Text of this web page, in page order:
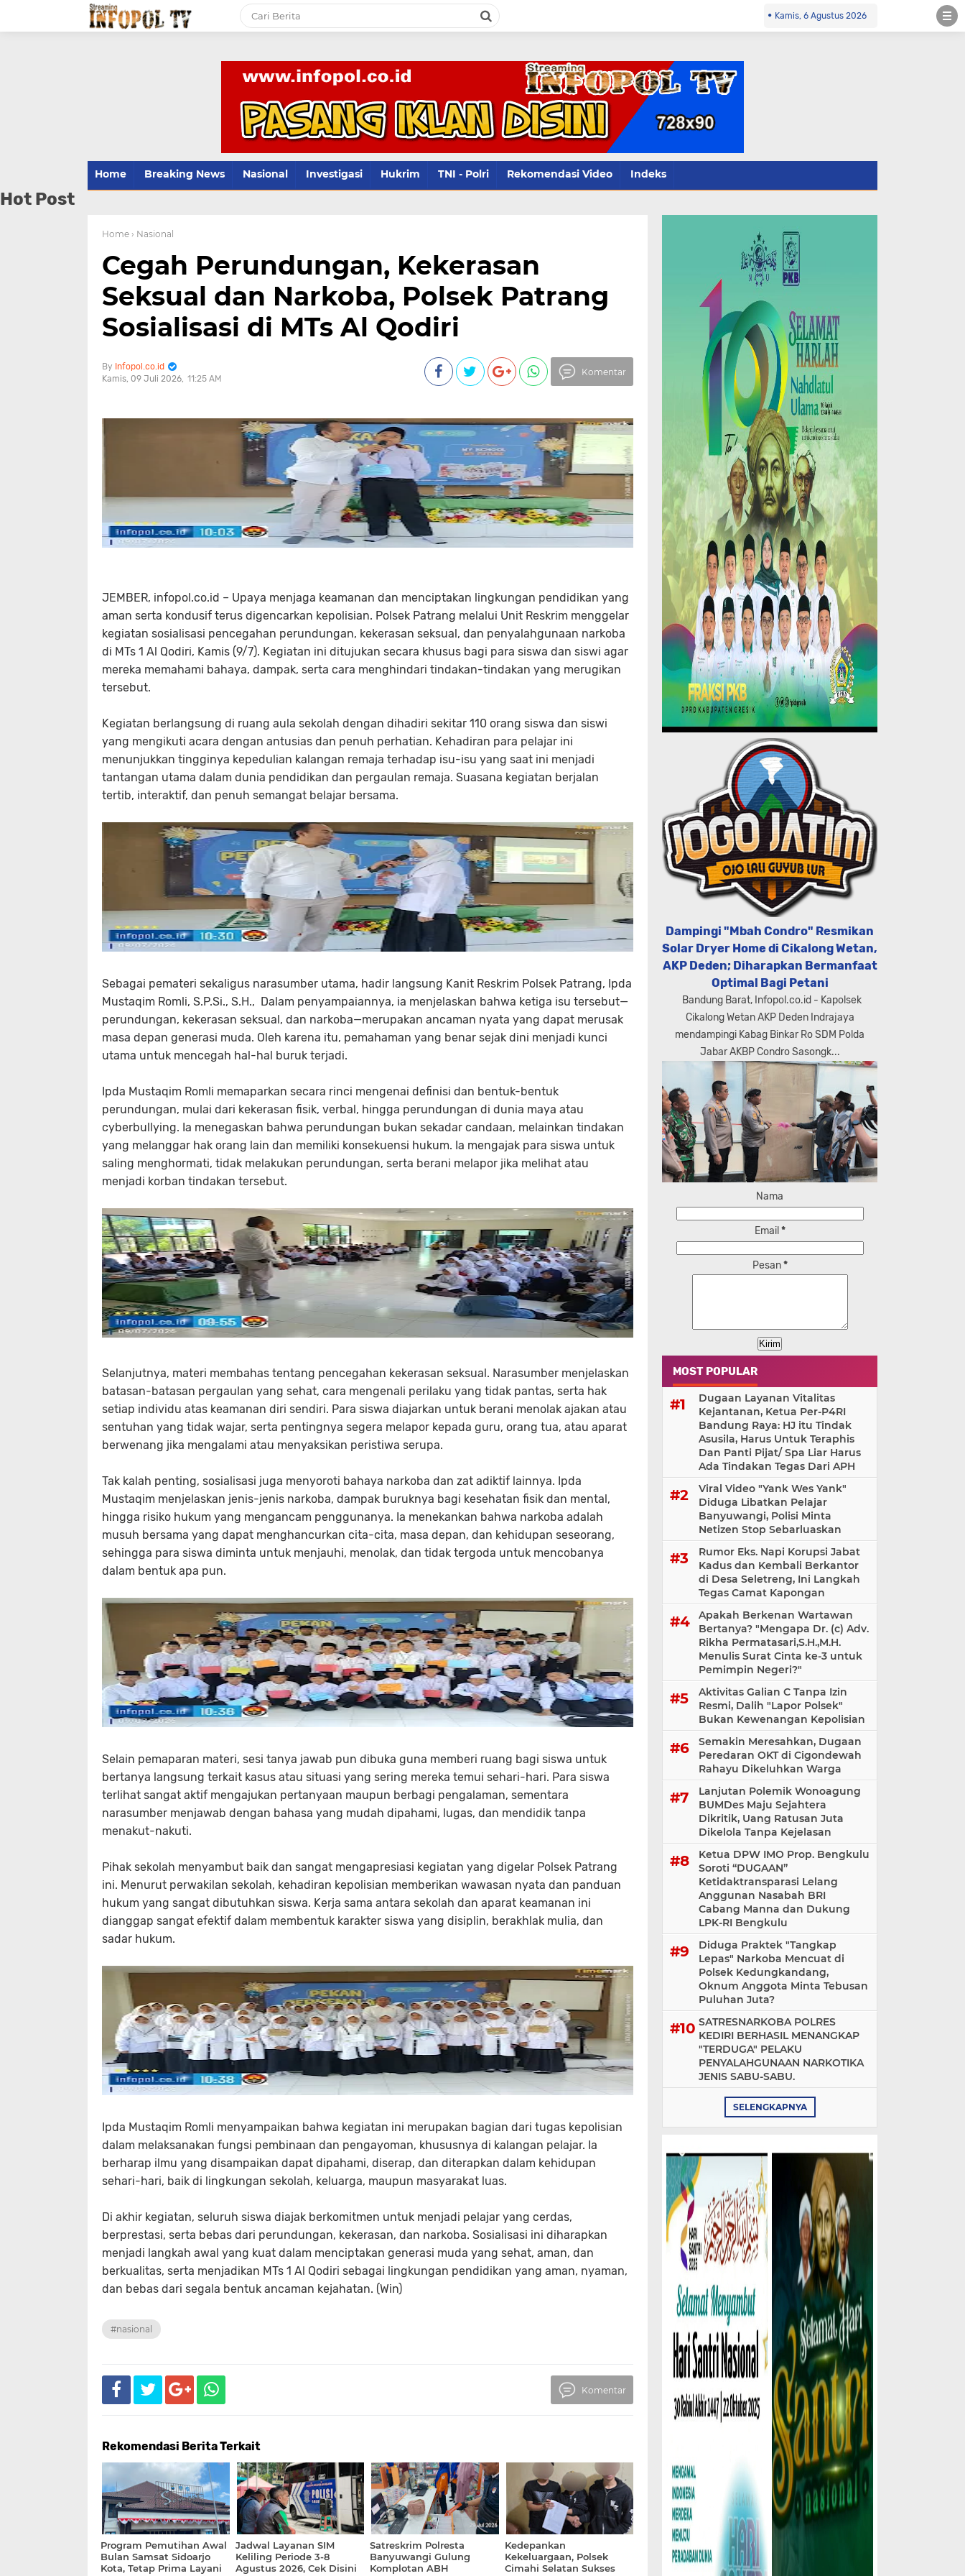
Kamis, 6 Agustus 2026
Home Breaking News Nasional Investigasi Hukrim TNI - Polri Rekomendasi Video Indeks
Hot Post
Home › Nasional
Cegah Perundungan, Kekerasan
Seksual dan Narkoba, Polsek Patrang
Sosialisasi di MTs Al Qodiri
Infopol.co.id
Kamis, 09 Juli 2026 11:25 AM
Komentar
JEMBER, infopol.co.id – Upaya menjaga keamanan dan menciptakan lingkungan pendidikan yang
aman serta kondusif terus digencarkan kepolisian. Polsek Patrang melalui Unit Reskrim menggelar
kegiatan sosialisasi pencegahan perundungan, kekerasan seksual, dan penyalahgunaan narkoba
di MTs 1 Al Qodiri, Kamis (9/7). Kegiatan ini ditujukan secara khusus bagi para siswa dan siswi agar
mereka memahami bahaya, dampak, serta cara menghindari tindakan-tindakan yang merugikan
tersebut.
Kegiatan berlangsung di ruang aula sekolah dengan dihadiri sekitar 110 orang siswa dan siswi
yang mengikuti acara dengan antusias dan penuh perhatian. Kehadiran para pelajar ini
menunjukkan tingginya kepedulian kalangan remaja terhadap isu-isu yang saat ini menjadi
tantangan utama dalam dunia pendidikan dan pergaulan remaja. Suasana kegiatan berjalan
tertib, interaktif, dan penuh semangat belajar bersama.
Sebagai pemateri sekaligus narasumber utama, hadir langsung Kanit Reskrim Polsek Patrang, Ipda
Mustaqim Romli, S.P.Si., S.H., Dalam penyampaiannya, ia menjelaskan bahwa ketiga isu tersebut—
perundungan, kekerasan seksual, dan narkoba—merupakan ancaman nyata yang dapat merusak
masa depan generasi muda. Oleh karena itu, pemahaman yang benar sejak dini menjadi kunci
utama untuk mencegah hal-hal buruk terjadi.
Ipda Mustaqim Romli memaparkan secara rinci mengenai definisi dan bentuk-bentuk
perundungan, mulai dari kekerasan fisik, verbal, hingga perundungan di dunia maya atau
cyberbullying. Ia menegaskan bahwa perundungan bukan sekadar candaan, melainkan tindakan
yang melanggar hak orang lain dan memiliki konsekuensi hukum. Ia mengajak para siswa untuk
saling menghormati, tidak melakukan perundungan, serta berani melapor jika melihat atau
menjadi korban tindakan tersebut.
Selanjutnya, materi membahas tentang pencegahan kekerasan seksual. Narasumber menjelaskan
batasan-batasan pergaulan yang sehat, cara mengenali perilaku yang tidak pantas, serta hak
setiap individu atas keamanan diri sendiri. Para siswa diajarkan untuk berani menolak ajakan atau
sentuhan yang tidak wajar, serta pentingnya segera melapor kepada guru, orang tua, atau aparat
berwenang jika mengalami atau menyaksikan peristiwa serupa.
Tak kalah penting, sosialisasi juga menyoroti bahaya narkoba dan zat adiktif lainnya. Ipda
Mustaqim menjelaskan jenis-jenis narkoba, dampak buruknya bagi kesehatan fisik dan mental,
hingga risiko hukum yang mengancam penggunanya. Ia menekankan bahwa narkoba adalah
musuh bersama yang dapat menghancurkan cita-cita, masa depan, dan kehidupan seseorang,
sehingga para siswa diminta untuk menjauhi, menolak, dan tidak tergoda untuk mencobanya
dalam bentuk apa pun.
Selain pemaparan materi, sesi tanya jawab pun dibuka guna memberi ruang bagi siswa untuk
bertanya langsung terkait kasus atau situasi yang sering mereka temui sehari-hari. Para siswa
terlihat sangat aktif mengajukan pertanyaan maupun berbagi pengalaman, sementara
narasumber menjawab dengan bahasa yang mudah dipahami, lugas, dan mendidik tanpa
menakut-nakuti.
Pihak sekolah menyambut baik dan sangat mengapresiasi kegiatan yang digelar Polsek Patrang
ini. Menurut perwakilan sekolah, kehadiran kepolisian memberikan wawasan nyata dan panduan
hukum yang sangat dibutuhkan siswa. Kerja sama antara sekolah dan aparat keamanan ini
dianggap sangat efektif dalam membentuk karakter siswa yang disiplin, berakhlak mulia, dan
sadar hukum.
Ipda Mustaqim Romli menyampaikan bahwa kegiatan ini merupakan bagian dari tugas kepolisian
dalam melaksanakan fungsi pembinaan dan pengayoman, khususnya di kalangan pelajar. Ia
berharap ilmu yang disampaikan dapat dipahami, diserap, dan diterapkan dalam kehidupan
sehari-hari, baik di lingkungan sekolah, keluarga, maupun masyarakat luas.
Di akhir kegiatan, seluruh siswa diajak berkomitmen untuk menjadi pelajar yang cerdas,
berprestasi, serta bebas dari perundungan, kekerasan, dan narkoba. Sosialisasi ini diharapkan
menjadi langkah awal yang kuat dalam menciptakan generasi muda yang sehat, aman, dan
berkualitas, serta menjadikan MTs 1 Al Qodiri sebagai lingkungan pendidikan yang aman, nyaman,
dan bebas dari segala bentuk ancaman kejahatan. (Win)
#nasional
Komentar
Rekomendasi Berita Terkait
Program Pemutihan Awal
Bulan Samsat Sidoarjo
Kota, Tetap Prima Layani
Jadwal Layanan SIM
Keliling Periode 3-8
Agustus 2026, Cek Disini
Satreskrim Polresta
Banyuwangi Gulung
Komplotan ABH
Kedepankan
Kekeluargaan, Polsek
Cimahi Selatan Sukses
Dampingi "Mbah Condro" Resmikan
Solar Dryer Home di Cikalong Wetan,
AKP Deden; Diharapkan Bermanfaat
Optimal Bagi Petani
Bandung Barat, Infopol.co.id - Kapolsek
Cikalong Wetan AKP Deden Indrajaya
mendampingi Kabag Binkar Ro SDM Polda
Jabar AKBP Condro Sasongk...
Nama
Email *
Pesan*
MOST POPULAR
Dugaan Layanan Vitalitas
Kejantanan, Ketua Per-P4RI
Bandung Raya: HJ itu Tindak
Asusila, Harus Untuk Teraphis
Dan Panti Pijat/ Spa Liar Harus
Ada Tindakan Tegas Dari APH
Viral Video "Yank Wes Yank"
Diduga Libatkan Pelajar
Banyuwangi, Polisi Minta
Netizen Stop Sebarluaskan
Rumor Eks. Napi Korupsi Jabat
Kadus dan Kembali Berkantor
di Desa Seletreng, Ini Langkah
Tegas Camat Kapongan
Apakah Berkenan Wartawan
Bertanya? "Mengapa Dr. (c) Adv.
Rikha Permatasari,S.H.,M.H.
Menulis Surat Cinta ke-3 untuk
Pemimpin Negeri?"
Aktivitas Galian C Tanpa Izin
Resmi, Dalih "Lapor Polsek"
Bukan Kewenangan Kepolisian
Semakin Meresahkan, Dugaan
Peredaran OKT di Cigondewah
Rahayu Dikeluhkan Warga
Lanjutan Polemik Wonoagung
BUMDes Maju Sejahtera
Dikritik, Uang Ratusan Juta
Dikelola Tanpa Kejelasan
Ketua DPW IMO Prop. Bengkulu
Soroti “DUGAAN”
Ketidaktransparasi Lelang
Anggunan Nasabah BRI
Cabang Manna dan Dukung
LPK-RI Bengkulu
Diduga Praktek "Tangkap
Lepas" Narkoba Mencuat di
Polsek Kedungkandang,
Oknum Anggota Minta Tebusan
Puluhan Juta?
SATRESNARKOBA POLRES
KEDIRI BERHASIL MENANGKAP
"TERDUGA" PELAKU
PENYALAHGUNAAN NARKOTIKA
JENIS SABU-SABU.
SELENGKAPNYA